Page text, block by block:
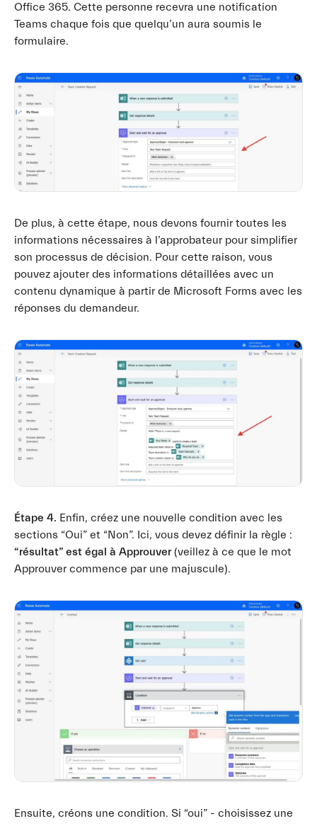
Office 365. Cette personne recevra une notification
Teams chaque fois que quelqu’un aura soumis le
formulaire.
De plus, à cette étape, nous devons fournir toutes les
informations nécessaires à l’approbateur pour simplifier
son processus de décision. Pour cette raison, vous
pouvez ajouter des informations détaillées avec un
contenu dynamique à partir de Microsoft Forms avec les
réponses du demandeur.
Étape 4. Enfin, créez une nouvelle condition avec les
sections “Oui” et “Non”. Ici, vous devez définir la règle :
“résultat” est égal à Approuver(veillez à ce que le mot
Approuver commence par une majuscule).
Ensuite, créons une condition. Si “oui” - choisissez une